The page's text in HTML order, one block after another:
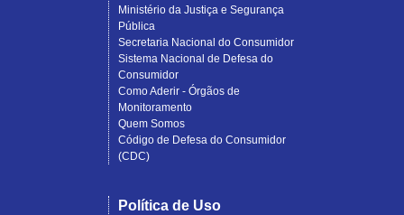
Ministério da Justiça e Segurança
Pública
Secretaria Nacional do Consumidor
Sistema Nacional de Defesa do
Consumidor
Como Aderir - Órgãos de
Monitoramento
Quem Somos
Código de Defesa do Consumidor
(CDC)
Política de Uso